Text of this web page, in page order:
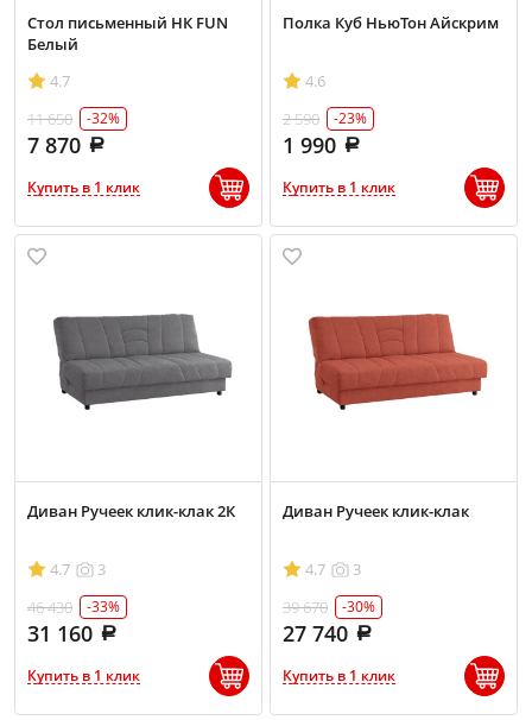
Стол письменный НК FUN
Белый
4.7
11 650
-32%
7 870
Купить в 1 клик
Полка Куб НьюТон Айскрим
4.6
2 590
-23%
1 990
Купить в 1 клик
Диван Ручеек клик-клак 2К
4.7
3
46 430
-33%
31 160
Купить в 1 клик
Диван Ручеек клик-клак
4.7
3
39 670
-30%
27 740
Купить в 1 клик